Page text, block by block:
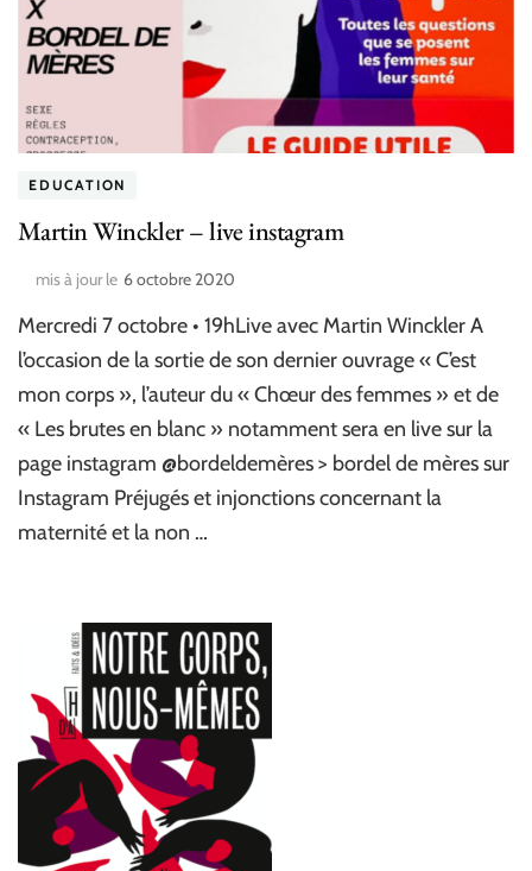
EDUCATION
Martin Winckler – live instagram
mis à jour le 6 octobre 2020
Mercredi 7 octobre • 19hLive avec Martin Winckler A
l’occasion de la sortie de son dernier ouvrage « C’est
mon corps », l’auteur du « Chœur des femmes » et de
« Les brutes en blanc » notamment sera en live sur la
page instagram @bordeldemères > bordel de mères sur
Instagram Préjugés et injonctions concernant la
maternité et la non …